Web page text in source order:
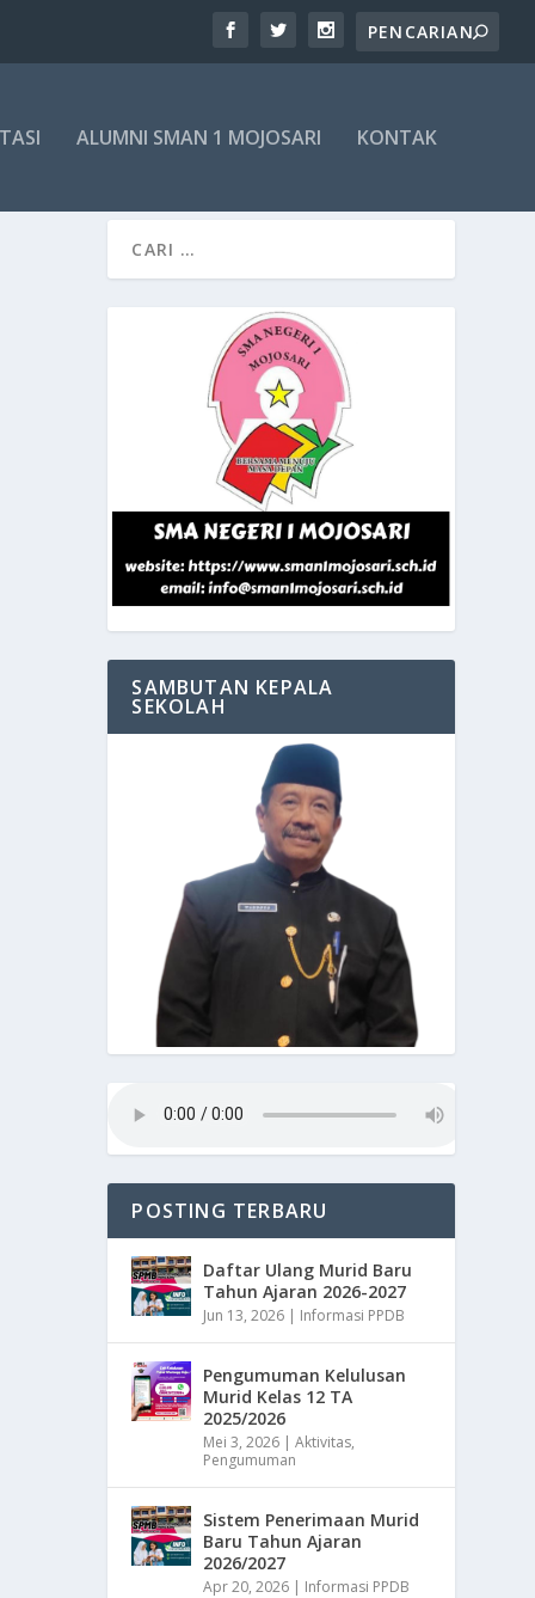
ALUMNI SMAN 1 MOJOSARI KONTAK
SAMBUTAN KEPALA
SEKOLAH
POSTING TERBARU
Daftar Ulang Murid Baru
Tahun Ajaran 2026-2027
Jun 13, 2026 | Informasi PPDB
Pengumuman Kelulusan
Murid Kelas 12 TA
2025/2026
Mei 3, 2026 |Aktivitas,
Pengumuman
Sistem Penerimaan Murid
Baru Tahun Ajaran
2026/2027
Apr 20, 2026 | Informasi PPDB